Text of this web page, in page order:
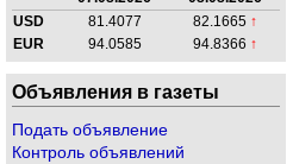
USD
81.4077 82.1665 ↑
EUR
94.0585 94.8366 ↑
Объявления в газеты
Подать объявление
Контроль объявлений